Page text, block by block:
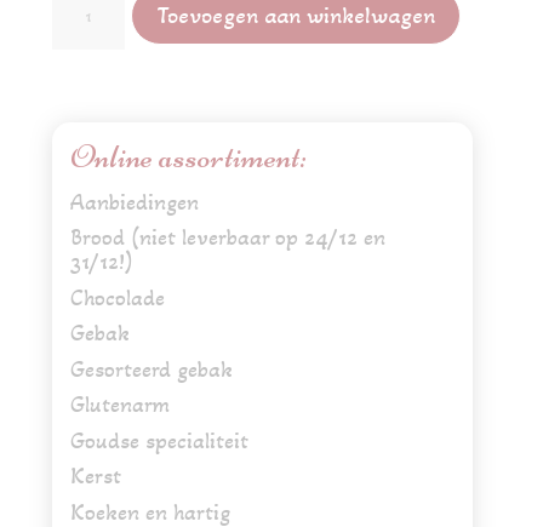
hazelnootschuimgebakje
Toevoegen aan winkelwagen
Online assortiment:
Aanbiedingen
Brood (niet leverbaar op 24/12 en
31/12!)
Chocolade
Gebak
Gesorteerd gebak
Glutenarm
Goudse specialiteit
Kerst
Koeken en hartig